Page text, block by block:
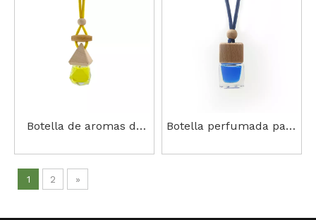
Botella de aromas de
Botella perfumada para
1 2 »